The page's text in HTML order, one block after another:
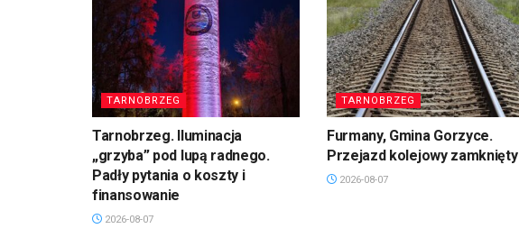
TARNOBRZEG
Tarnobrzeg. Iluminacja
„grzyba” pod lupą radnego.
Padły pytania o koszty i
finansowanie
2026-08-07
TARNOBRZEG
Furmany, Gmina Gorzyce.
Przejazd kolejowy zamknięty
2026-08-07